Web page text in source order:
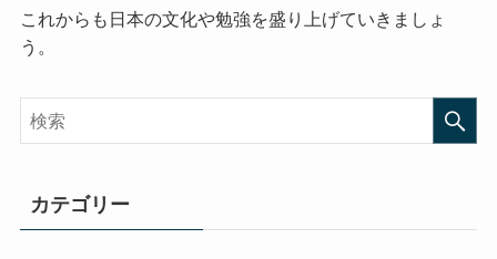
これからも日本の文化や勉強を盛り上げていきましょ
う。
カテゴリー